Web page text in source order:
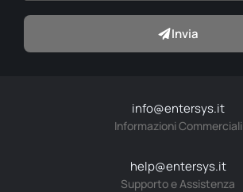
info@entersys.it
Informazioni Commerciali
help@entersys.it
Supporto e Assistenza
Invia